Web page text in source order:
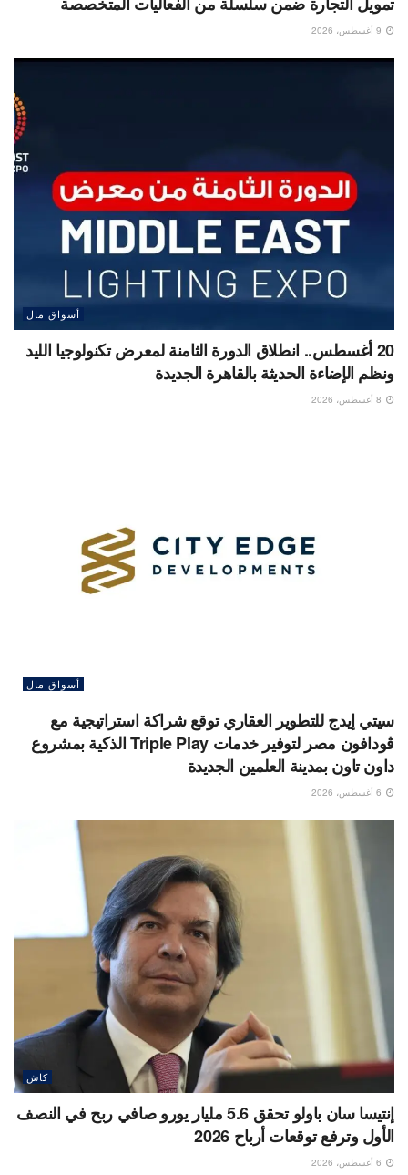
أسواق مال
20 أغسطس.. انطلاق الدورة الثامنة لمعرض تكنولوجيا الليد
ونظم الإضاءة الحديثة بالقاهرة الجديدة
أسواق مال
سيتي إيدج للتطوير العقاري توقع شراكة استراتيجية مع
ڤودافون مصر لتوفير خدمات Triple Play الذكية بمشروع
داون تاون بمدينة العلمين الجديدة
كاش
إنتيسا سان باولو تحقق 5.6 مليار يورو صافي ربح في النصف
الأول وترفع توقعات أرباح 2026